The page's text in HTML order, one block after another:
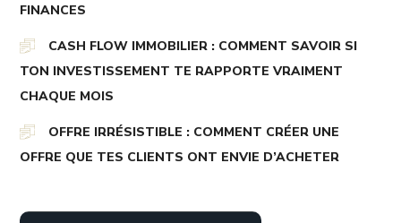
FINANCES
CASH FLOW IMMOBILIER : COMMENT SAVOIR SI
TON INVESTISSEMENT TE RAPPORTE VRAIMENT
CHAQUE MOIS
OFFRE IRRÉSISTIBLE : COMMENT CRÉER UNE
OFFRE QUE TES CLIENTS ONT ENVIE D’ACHETER